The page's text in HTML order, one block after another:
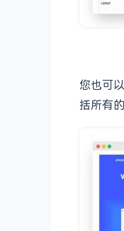
您也可
括所有